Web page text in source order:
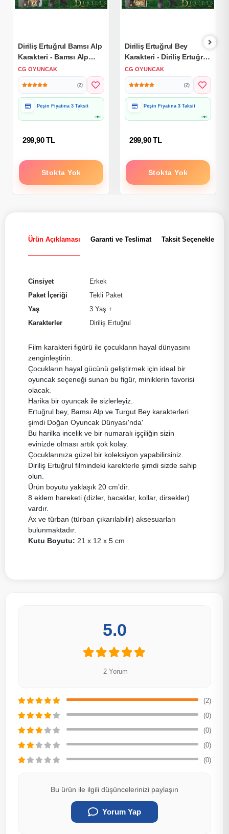
Diriliş Ertuğrul Bamsı Alp
Karakteri - Bamsı Alp
Figürü - Diriliş Ertuğrul
Oyuncak - Diriliş Ertuğrul
Karakteri
CG OYUNCAK
(2)
Hediye Paketine
299,90 TL
Stokta Yok
Diriliş Ertuğrul Bey
Karakteri - Diriliş Ertuğrul
Bey Figürü - Diriliş
Ertuğrul Oyuncak - Diriliş
Ertuğrul Karakteri
CG OYUNCAK
(2)
Hediye Paketine
299,90 TL
Stokta Yok
Ürün Açıklaması Garanti ve Teslimat Taksit Seçenekleri
Cinsiyet
Erkek
Paket İçeriği
Tekli Paket
Yaş
3 Yaş +
Karakterler
Diriliş Ertuğrul
Film karakteri figürü ile çocukların hayal dünyasını
zenginleştirin.
Çocukların hayal gücünü geliştirmek için ideal bir
oyuncak seçeneği sunan bu figür, miniklerin favorisi
olacak.
Harika bir oyuncak ile sizlerleyiz.
Ertuğrul bey, Bamsı Alp ve Turgut Bey karakterleri
şimdi Doğan Oyuncak Dünyası'nda'
Bu harilka incelik ve bir numaralı işçiliğin sizin
evinizde olması artık çok kolay.
Çocuklarınıza güzel bir koleksiyon yapabilirsiniz.
Diriliş Ertuğrul filmindeki karekterle şimdi sizde sahip
olun.
Ürün boyutu yaklaşık 20 cm’dir.
8 eklem hareketi (dizler, bacaklar, kollar, dirsekler)
vardır.
Ax ve türban (türban çıkarılabilir) aksesuarları
bulunmaktadır.
Kutu Boyutu: 21 x 12 x 5 cm
5.0
2 Yorum
(2)
(0)
(0)
(0)
(0)
Bu ürün ile ilgili düşüncelerinizi paylaşın
Yorum Yap